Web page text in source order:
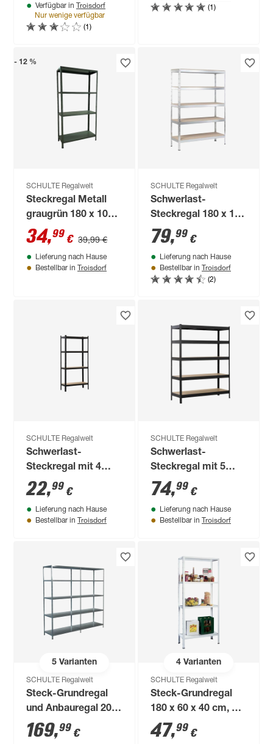
Verfügbar in Troisdorf
Nur wenige verfügbar
(1)
(1)
- 12 %
SCHULTE Regalwelt
Steckregal Metall
graugrün 180 x 100 x
40 cm 4 Böden à 65
kg
34,99 € 39,99 €
Lieferung nach Hause
Bestellbar in Troisdorf
SCHULTE Regalwelt
Schwerlast-
Steckregal 180 x 130
x 45 cm, 5 Böden,
verzinkt, Tragkraft
750 kg
79,99 €
Lieferung nach Hause
Bestellbar in Troisdorf
(2)
SCHULTE Regalwelt
Schwerlast-
Steckregal mit 4
Böden à 150 kg
Traglast, schwarz
180 x 90 x 35 cm
22,99 €
Lieferung nach Hause
Bestellbar in Troisdorf
SCHULTE Regalwelt
Schwerlast-
Steckregal mit 5
Böden à 200 kg
Traglast, schwarz
180 x 140 x 50 cm
74,99 €
Lieferung nach Hause
Bestellbar in Troisdorf
5Varianten
SCHULTE Regalwelt
Steck-Grundregal
und Anbauregal 200
x 200 x 50 cm, 10
Böden, verzinkt,
169,99 €
4Varianten
SCHULTE Regalwelt
Steck-Grundregal
180 x 60 x 40 cm, 4
Böden, weiß,
Tragkraft 260 kg
47,99 €